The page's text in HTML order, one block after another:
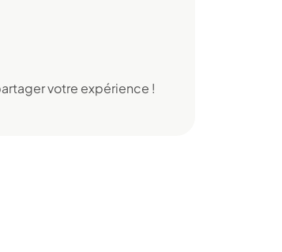
votre expérience !